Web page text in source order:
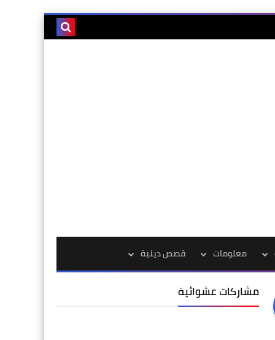
معلومات قصص دينية
مشاركات عشوائية